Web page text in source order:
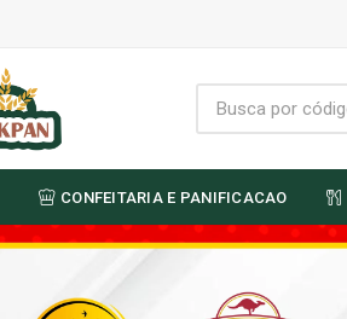
CONFEITARIA E PANIFICACAO